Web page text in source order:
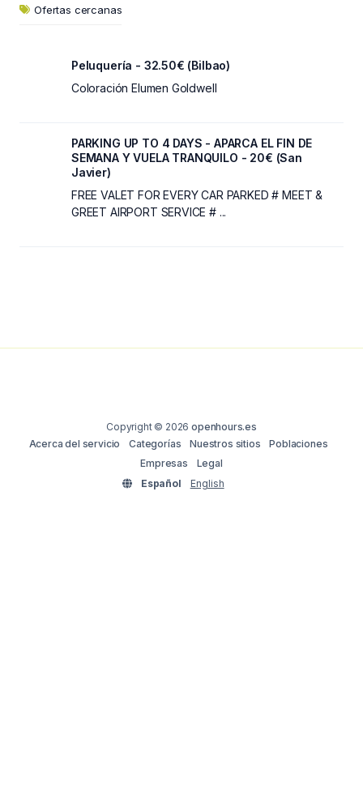
Ofertas cercanas
Peluquería - 32.50€ (Bilbao)
Coloración Elumen Goldwell
PARKING UP TO 4 DAYS - APARCA EL FIN DE
SEMANA Y VUELA TRANQUILO - 20€ (San
Javier)
FREE VALET FOR EVERY CAR PARKED # MEET &
GREET AIRPORT SERVICE # ...
Copyright © 2026openhours.es
Acerca del servicio
Categorías Nuestros sitios
Poblaciones
Empresas
Legal
Español
English